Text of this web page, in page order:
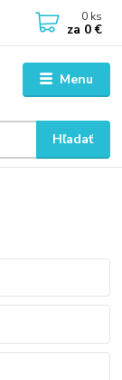
Menu
Hľadať
0 ks
za 0 €